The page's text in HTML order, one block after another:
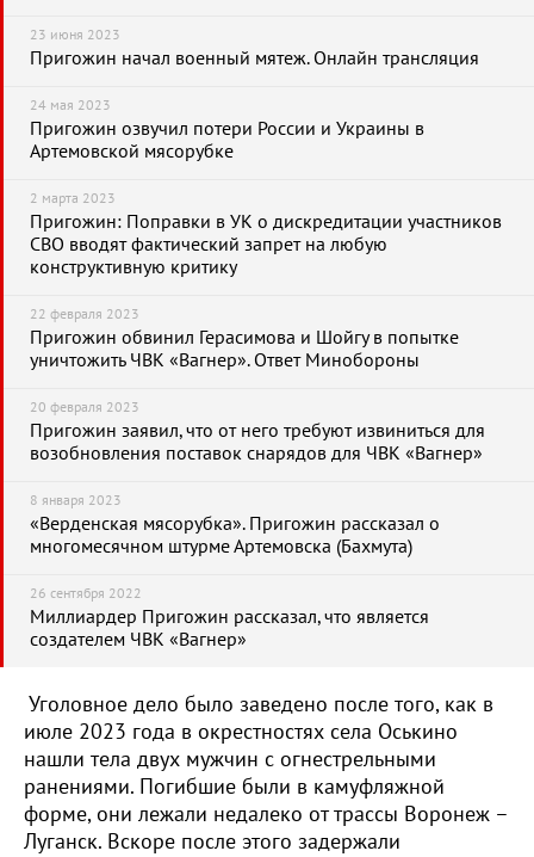
23 июня 2023
Пригожин начал военный мятеж. Онлайн трансляция
24 мая 2023
Пригожин озвучил потери России и Украины в
Артемовской мясорубке
2 марта 2023
Пригожин: Поправки в УК о дискредитации участников
СВО вводят фактический запрет на любую
конструктивную критику
22 февраля 2023
Пригожин обвинил Герасимова и Шойгу в попытке
уничтожить ЧВК «Вагнер». Ответ Минобороны
20 февраля 2023
Пригожин заявил, что от него требуют извиниться для
возобновления поставок снарядов для ЧВК «Вагнер»
8 января 2023
«Верденская мясорубка». Пригожин рассказал о
многомесячном штурме Артемовска (Бахмута)
26 сентября 2022
Миллиардер Пригожин рассказал, что является
создателем ЧВК «Вагнер»
Уголовное дело было заведено после того, как в
июле 2023 года в окрестностях села Оськино
нашли тела двух мужчин с огнестрельными
ранениями. Погибшие были в камуфляжной
форме, они лежали недалеко от трассы Воронеж –
Луганск. Вскоре после этого задержали